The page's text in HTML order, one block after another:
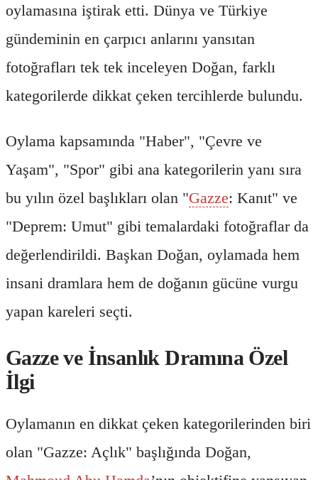
oylamasına iştirak etti. Dünya ve Türkiye
gündeminin en çarpıcı anlarını yansıtan
fotoğrafları tek tek inceleyen Doğan, farklı
kategorilerde dikkat çeken tercihlerde bulundu.
Oylama kapsamında "Haber", "Çevre ve
Yaşam", "Spor" gibi ana kategorilerin yanı sıra
bu yılın özel başlıkları olan "Gazze: Kanıt" ve
"Deprem: Umut" gibi temalardaki fotoğraflar da
değerlendirildi. Başkan Doğan, oylamada hem
insani dramlara hem de doğanın gücüne vurgu
yapan kareleri seçti.
Gazze ve İnsanlık Dramına Özel
İlgi
Oylamanın en dikkat çeken kategorilerinden biri
olan "Gazze: Açlık" başlığında Doğan,